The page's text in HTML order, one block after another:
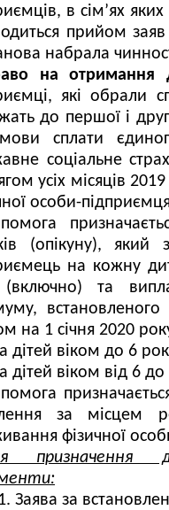
в сім’ях
прийом
набрала
на
які обрали
до першої і
сплати
соціальне
усіх місяців
особи-
(опікуну), який
на кожну
(включно) та
на 1 січня 2020
дітей віком до 6
дітей віком від 6
за місцем
фізичної
призначення
Заява за